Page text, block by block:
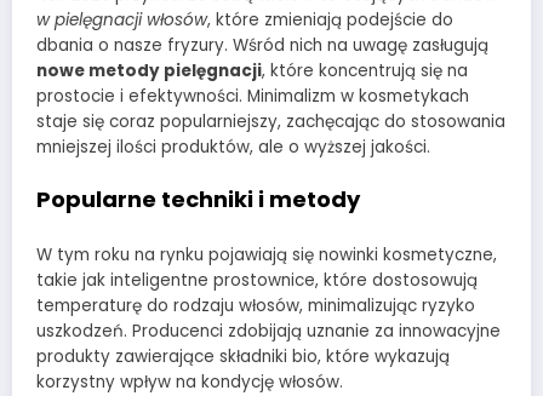
w pielęgnacji włosów, które zmieniają podejście do
dbania o nasze fryzury. Wśród nich na uwagę zasługują
nowe metody pielęgnacji, które koncentrują się na
prostocie i efektywności. Minimalizm w kosmetykach
staje się coraz popularniejszy, zachęcając do stosowania
mniejszej ilości produktów, ale o wyższej jakości.
Popularne techniki i metody
W tym roku na rynku pojawiają się nowinki kosmetyczne,
takie jak inteligentne prostownice, które dostosowują
temperaturę do rodzaju włosów, minimalizując ryzyko
uszkodzeń. Producenci zdobijają uznanie za innowacyjne
produkty zawierające składniki bio, które wykazują
korzystny wpływ na kondycję włosów.